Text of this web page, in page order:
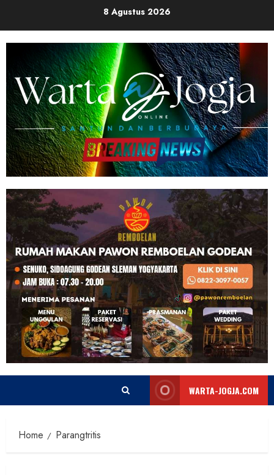
content
8 Agustus 2026
WARTA-JOGJA.COM
Home Parangtritis